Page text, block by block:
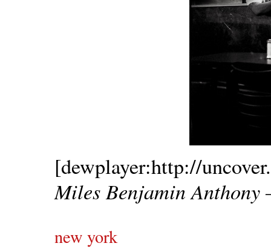
[dewplayer:http://
Miles Benjamin Anthony
new york